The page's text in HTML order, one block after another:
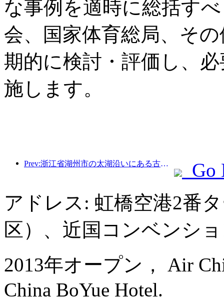
な事例を適時に総括す
会、国家体育総局、そ
期的に検討・評価し、
施します。
Prev:浙江省湖州市の太湖沿いにある古い村落では、10億元近くの投資をかけて改修と改良が始まった。
Go
アドレス: 虹橋空港2番
区）、近国コンベンシ
2013年オープン， Air
China BoYue Hotel.